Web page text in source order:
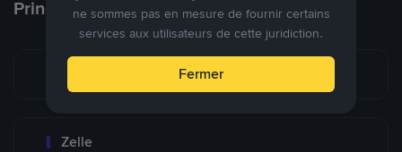
Principaux modes de paiement
Zelle
ne sommes pas en mesure de fournir certains
services aux utilisateurs de cette juridiction.
Fermer